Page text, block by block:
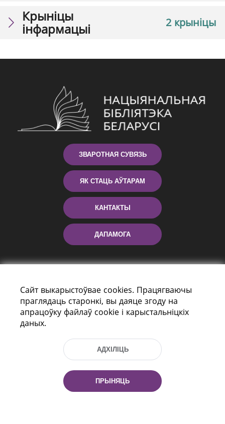
2 крыніцы
Крыніцы
інфармацыі
ЗВАРОТНАЯ СУВЯЗЬ
ЯК СТАЦЬ АЎТАРАМ
КАНТАКТЫ
ДАПАМОГА
праспект Незалежнасці 116
г. Мiнск, Рэспубліка Беларусь, 220114
Тэл.: (+375 17) 368 37 37, Факс: (+375 17)
Эл. пошта: inbox@nlb.by
Сайт выкарыстоўвае cookies. Працягваючы
праглядаць старонкі, вы даяце згоду на
апрацоўку файлаў cookie і карыстальніцкіх
даных.
АДХІЛІЦЬ
ПРЫНЯЦЬ